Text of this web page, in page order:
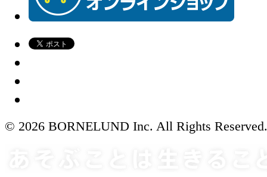
© 2026 BORNELUND Inc. All Rights Reserved.